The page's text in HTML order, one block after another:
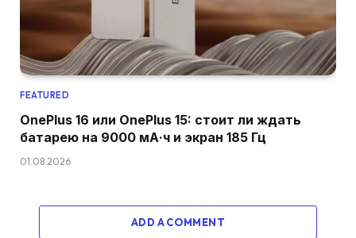
FEATURED
OnePlus 16 или OnePlus 15: стоит ли ждать
батарею на 9000 мА·ч и экран 185 Гц
01.08.2026
ADD A COMMENT